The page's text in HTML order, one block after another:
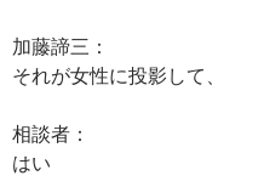
加藤諦三：
それが女性に投影して、
相談者：
はい